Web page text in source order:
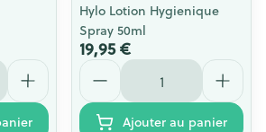
Hylo Lotion Hygienique
Spray 50ml
19,95 €
Quantité
Ajouter au panier